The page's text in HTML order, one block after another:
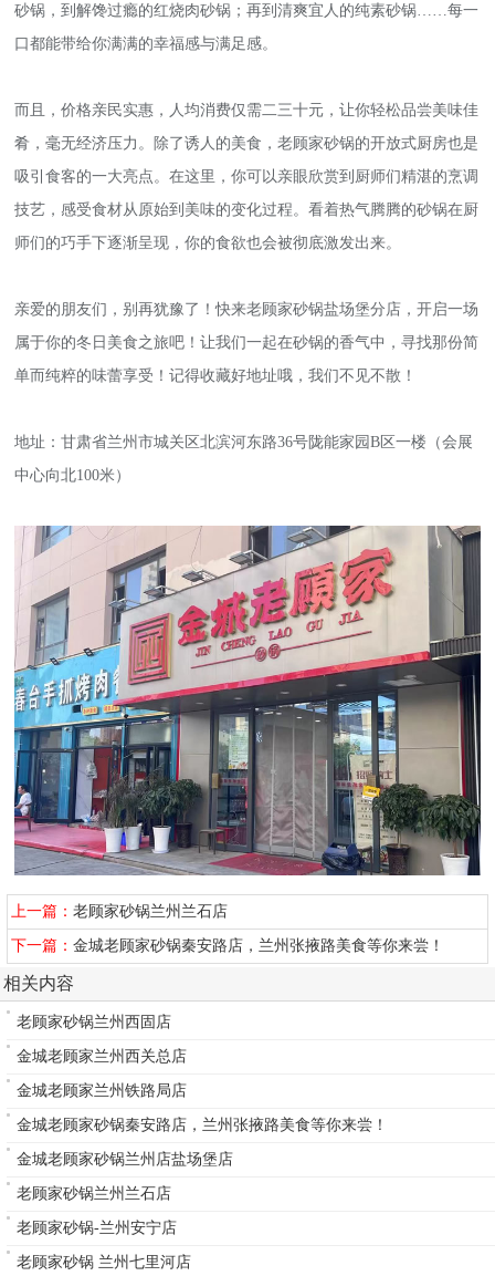
砂锅，到解馋过瘾的红烧肉砂锅；再到清爽宜人的纯素砂锅……每一
口都能带给你满满的幸福感与满足感。
而且，价格亲民实惠，人均消费仅需二三十元，让你轻松品尝美味佳
肴，毫无经济压力。除了诱人的美食，老顾家砂锅的开放式厨房也是
吸引食客的一大亮点。在这里，你可以亲眼欣赏到厨师们精湛的烹调
技艺，感受食材从原始到美味的变化过程。看着热气腾腾的砂锅在厨
师们的巧手下逐渐呈现，你的食欲也会被彻底激发出来。
亲爱的朋友们，别再犹豫了！快来老顾家砂锅盐场堡分店，开启一场
属于你的冬日美食之旅吧！让我们一起在砂锅的香气中，寻找那份简
单而纯粹的味蕾享受！记得收藏好地址哦，我们不见不散！
地址：甘肃省兰州市城关区北滨河东路36号陇能家园B区一楼（会展
中心向北100米）
上一篇：老顾家砂锅兰州兰石店
下一篇：金城老顾家砂锅秦安路店，兰州张掖路美食等你来尝！
相关内容
老顾家砂锅兰州西固店
金城老顾家兰州西关总店
金城老顾家兰州铁路局店
金城老顾家砂锅秦安路店，兰州张掖路美食等你来尝！
金城老顾家砂锅兰州店盐场堡店
老顾家砂锅兰州兰石店
老顾家砂锅-兰州安宁店
老顾家砂锅 兰州七里河店